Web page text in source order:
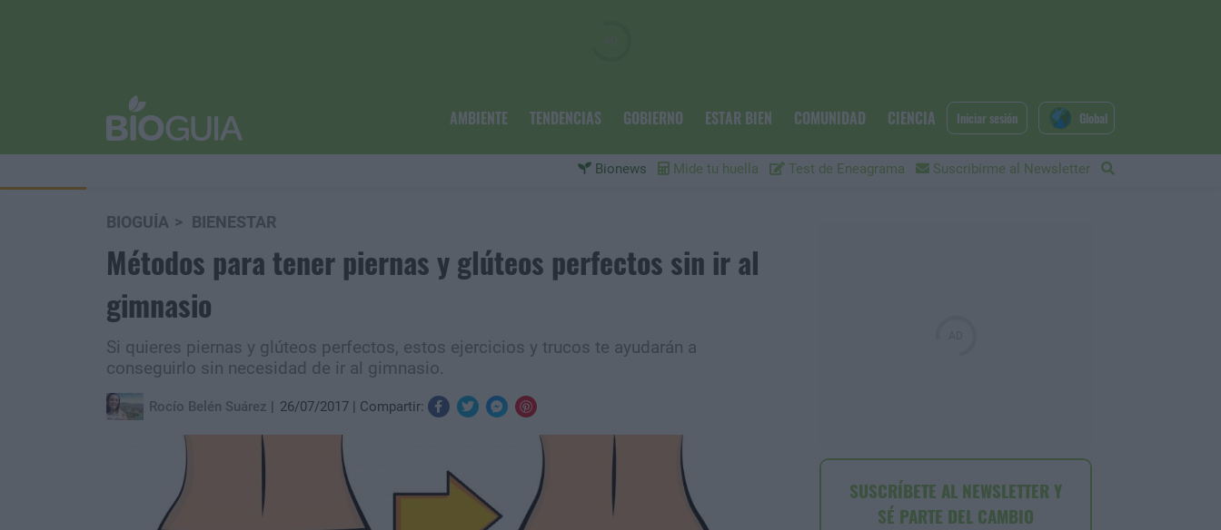
AMBIENTE TENDENCIAS GOBIERNO ESTAR BIEN COMUNIDAD CIENCIA
Bionews Mide tu huella Test de Eneagrama Suscribirme al Newsletter
Iniciar sesión Global
BIOGUÍA BIENESTAR
Métodos para tener piernas y glúteos perfectos sin ir al
gimnasio
Si quieres piernas y glúteos perfectos, estos ejercicios y trucos te ayudarán a
conseguirlo sin necesidad de ir al gimnasio.
Rocío Belén Suárez 26/07/2017 Compartir:
SUSCRÍBETE AL NEWSLETTER Y
SÉ PARTE DEL CAMBIO